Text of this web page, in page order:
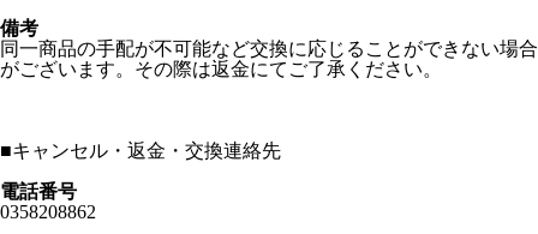
備考
同一商品の手配が不可能など交換に応じることができない場合
がございます。その際は返金にてご了承ください。
■キャンセル・返金・交換連絡先
電話番号
0358208862